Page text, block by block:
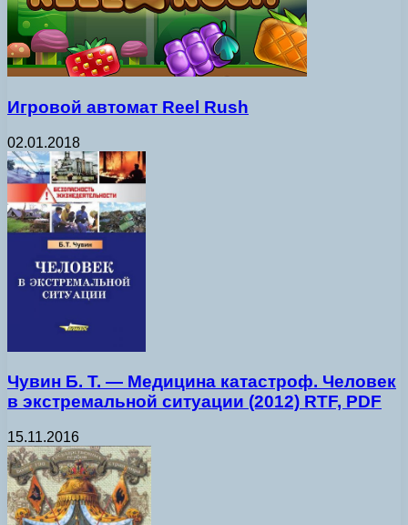
Игровой автомат Reel Rush
02.01.2018
Чувин Б. Т. — Медицина катастроф. Человек
в экстремальной ситуации (2012) RTF, PDF
15.11.2016